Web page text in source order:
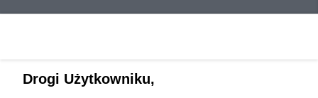
Drogi Użytkowniku,